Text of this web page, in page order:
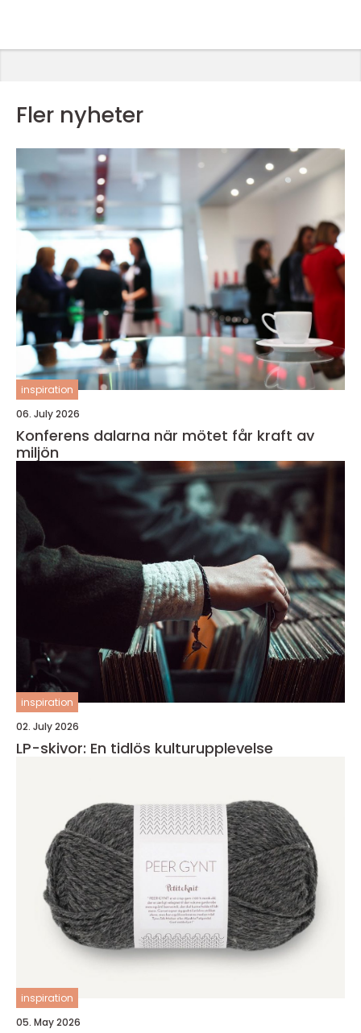
Fler nyheter
inspiration
06. July 2026
Konferens dalarna när mötet får kraft av
miljön
inspiration
02. July 2026
LP-skivor: En tidlös kulturupplevelse
inspiration
05. May 2026